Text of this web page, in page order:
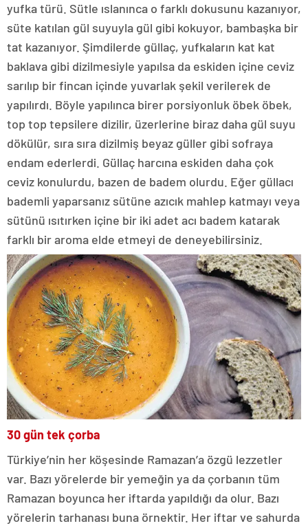
yufka türü. Sütle ıslanınca o farklı dokusunu kazanıyor,
süte katılan gül suyuyla gül gibi kokuyor, bambaşka bir
tat kazanıyor. Şimdilerde güllaç, yufkaların kat kat
baklava gibi dizilmesiyle yapılsa da eskiden içine ceviz
sarılıp bir fincan içinde yuvarlak şekil verilerek de
yapılırdı. Böyle yapılınca birer porsiyonluk öbek öbek,
top top tepsilere dizilir, üzerlerine biraz daha gül suyu
dökülür, sıra sıra dizilmiş beyaz güller gibi sofraya
endam ederlerdi. Güllaç harcına eskiden daha çok
ceviz konulurdu, bazen de badem olurdu. Eğer güllacı
bademli yaparsanız sütüne azıcık mahlep katmayı veya
sütünü ısıtırken içine bir iki adet acı badem katarak
farklı bir aroma elde etmeyi de deneyebilirsiniz.
30 gün tek çorba
Türkiye’nin her köşesinde Ramazan’a özgü lezzetler
var. Bazı yörelerde bir yemeğin ya da çorbanın tüm
Ramazan boyunca her iftarda yapıldığı da olur. Bazı
yörelerin tarhanası buna örnektir. Her iftar ve sahurda